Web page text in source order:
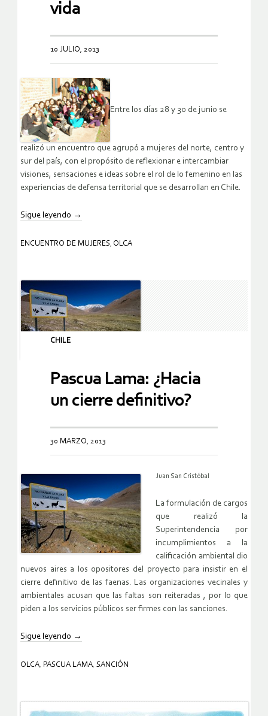
vida
10 JULIO, 2013
Entre los días 28 y 30 de junio se
realizó un encuentro que agrupó a mujeres del norte, centro y
sur del país, con el propósito de reflexionar e intercambiar
visiones, sensaciones e ideas sobre el rol de lo femenino en las
experiencias de defensa territorial que se desarrollan en Chile.
Sigue leyendo →
ENCUENTRO DE MUJERES, OLCA
CHILE
Pascua Lama: ¿Hacia
un cierre definitivo?
30 MARZO, 2013
Juan San Cristóbal
La formulación de cargos
que realizó la
Superintendencia por
incumplimientos a la
calificación ambiental dio
nuevos aires a los opositores del proyecto para insistir en el
cierre definitivo de las faenas. Las organizaciones vecinales y
ambientales acusan que las faltas son reiteradas , por lo que
piden a los servicios públicos ser firmes con las sanciones.
Sigue leyendo →
OLCA, PASCUA LAMA, SANCIÓN